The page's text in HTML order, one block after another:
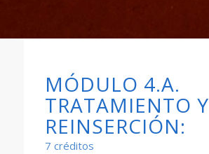
MÓDULO 4.A.
TRATAMIENTO Y
REINSERCIÓN:
7 créditos